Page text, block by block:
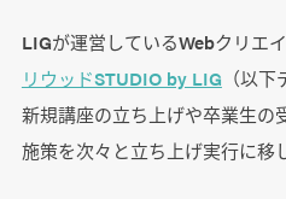
LIGが運営しているWebクリエ
リウッドSTUDIO by LIG （以
新規講座の立ち上げや卒業生の
施策を次々と立ち上げ実行に移